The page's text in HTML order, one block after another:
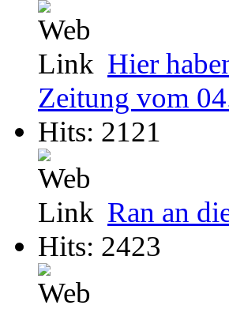
Hier
Zeitung vom
Hits: 2121
Ran an
Hits: 2423